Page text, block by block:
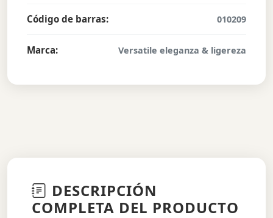
Código de barras: 010209
Marca: Versatile eleganza & ligereza
DESCRIPCIÓN
COMPLETA DEL PRODUCTO